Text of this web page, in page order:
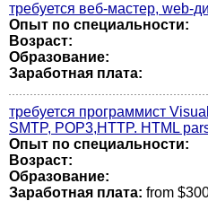
требуется веб-мастер, web-
Опыт по специальности:
Возраст:
Образование:
Заработная плата:
требуется программист
SMTP, POP3,HTTP. HTML
Опыт по специальности:
Возраст:
Образование:
Заработная плата: from